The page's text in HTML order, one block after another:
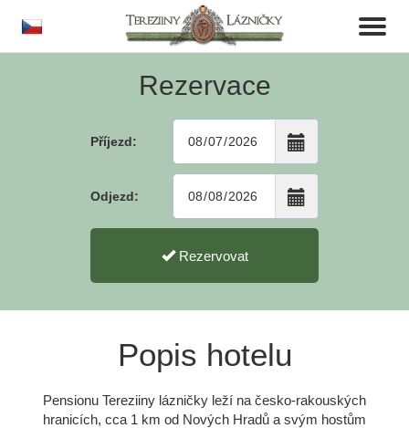
Toggle
Rezervace
Příjezd:
Odjezd:
Rezervovat
Popis hotelu
Pensionu Tereziiny lázničky leží na česko-rakouských
hranicích, cca 1 km od Nových Hradů a svým hostům